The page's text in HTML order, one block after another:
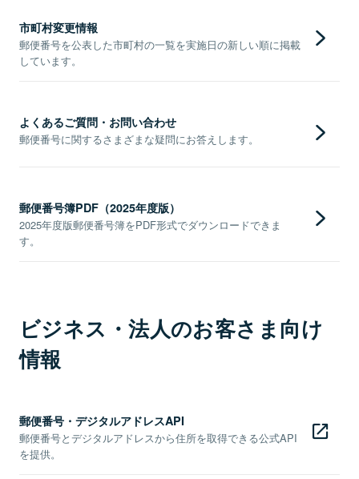
市町村変更情報
郵便番号を公表した市町村の一覧を実施日の新しい順に掲載
しています。
よくあるご質問・お問い合わせ
郵便番号に関するさまざまな疑問にお答えします。
郵便番号簿PDF（2025年度版）
2025年度版郵便番号簿をPDF形式でダウンロードできま
す。
ビジネス・法人のお客さま向け
情報
郵便番号・デジタルアドレスAPI
郵便番号とデジタルアドレスから住所を取得できる公式API
を提供。